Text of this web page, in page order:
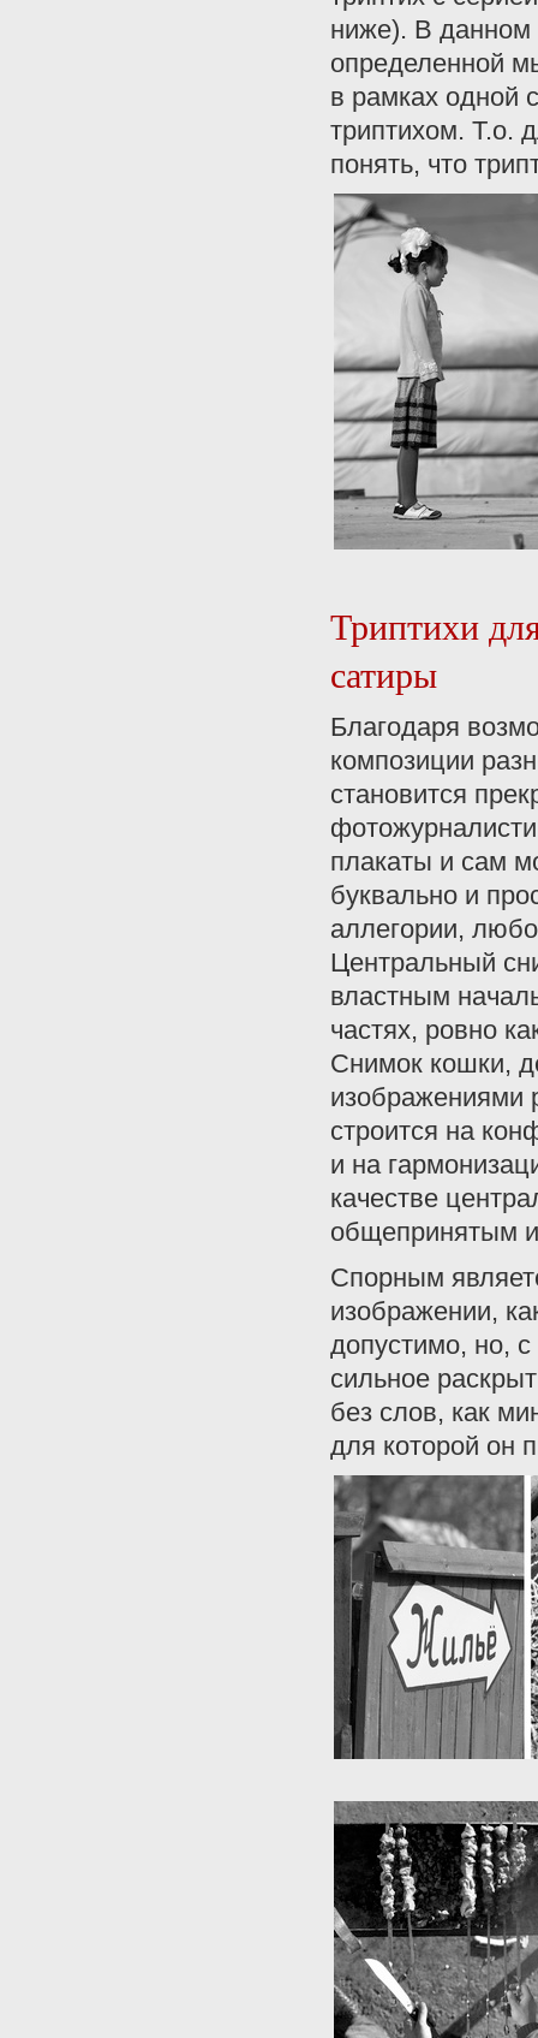
ниже). В данном
определенной
в рамках одной
триптихом. Т.о.
понять, что
Триптихи
сатиры
Благодаря
композиции
становится
плакаты и сам
буквально и
аллегории,
Центральный
властным
частях, ровно
Снимок кошки,
изображениями
строится на
и на
качестве
общепринятым
Спорным
изображении,
допустимо, но,
сильное
без слов, как
для которой он